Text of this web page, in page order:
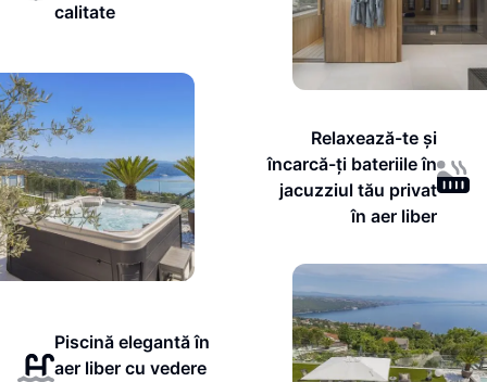
calitate
Relaxează-te și
încarcă-ți bateriile în
jacuzziul tău privat
în aer liber
Piscină elegantă în
aer liber cu vedere